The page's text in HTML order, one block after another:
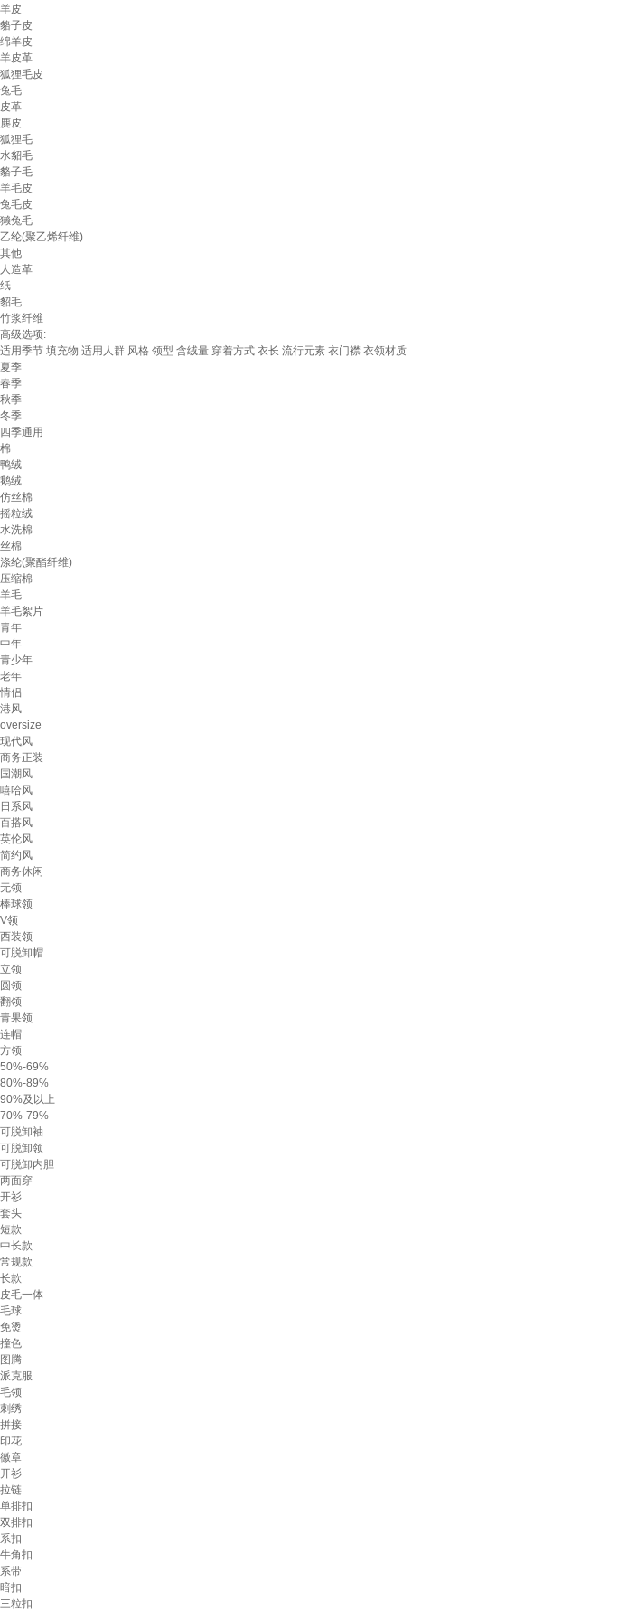
羊皮
貉子皮
绵羊皮
羊皮革
狐狸毛皮
兔毛
皮革
麂皮
狐狸毛
水貂毛
貉子毛
羊毛皮
兔毛皮
獭兔毛
乙纶(聚乙烯纤维)
其他
人造革
纸
貂毛
竹浆纤维
高级选项:
适用季节 填充物 适用人群 风格 领型 含绒量 穿着方式 衣长 流行元素 衣门襟 衣领材质
夏季
春季
秋季
冬季
四季通用
棉
鸭绒
鹅绒
仿丝棉
摇粒绒
水洗棉
丝棉
涤纶(聚酯纤维)
压缩棉
羊毛
羊毛絮片
青年
中年
青少年
老年
情侣
港风
oversize
现代风
商务正装
国潮风
嘻哈风
日系风
百搭风
英伦风
简约风
商务休闲
无领
棒球领
V领
西装领
可脱卸帽
立领
圆领
翻领
青果领
连帽
方领
50%-69%
80%-89%
90%及以上
70%-79%
可脱卸袖
可脱卸领
可脱卸内胆
两面穿
开衫
套头
短款
中长款
常规款
长款
皮毛一体
毛球
免烫
撞色
图腾
派克服
毛领
刺绣
拼接
印花
徽章
开衫
拉链
单排扣
双排扣
系扣
牛角扣
系带
暗扣
三粒扣